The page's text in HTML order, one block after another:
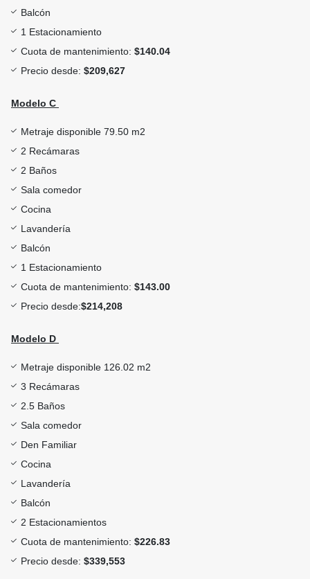
Balcón
1 Estacionamiento
Cuota de mantenimiento: $140.04
Precio desde: $209,627
Modelo C
Metraje disponible 79.50 m2
2 Recámaras
2 Baños
Sala comedor
Cocina
Lavandería
Balcón
1 Estacionamiento
Cuota de mantenimiento: $143.00
Precio desde:$214,208
Modelo D
Metraje disponible 126.02 m2
3 Recámaras
2.5 Baños
Sala comedor
Den Familiar
Cocina
Lavandería
Balcón
2 Estacionamientos
Cuota de mantenimiento: $226.83
Precio desde: $339,553